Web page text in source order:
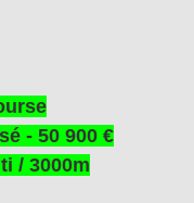
- 50 900 €
/ 3000m